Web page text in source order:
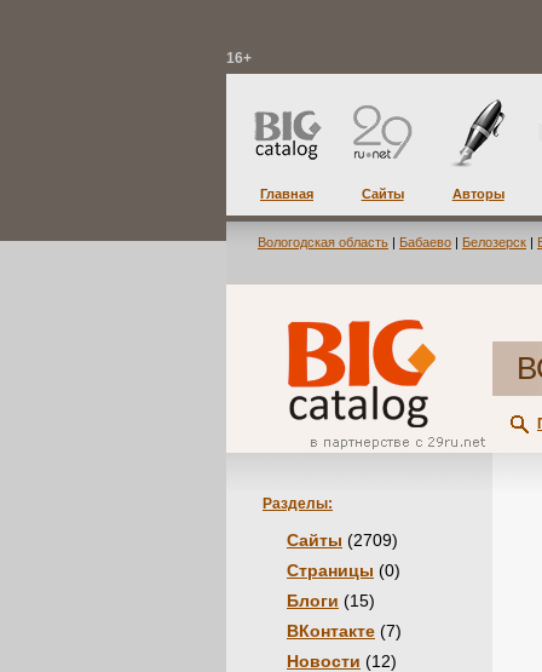
16+
Главная Сайты Авторы
Вологодская область | Бабаево | Белозерск |
Разделы:
Сайты (2709)
Страницы (0)
Блоги (15)
ВКонтакте (7)
Новости (12)